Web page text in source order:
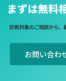
まずは無料
診断対象のご相談から、
お問い合わ